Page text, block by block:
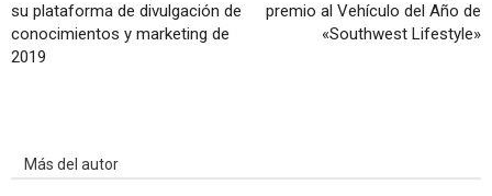
su plataforma de divulgación de
conocimientos y marketing de
2019
premio al Vehículo del Año de
«Southwest Lifestyle»
Más del autor